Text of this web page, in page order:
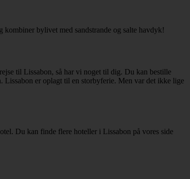
kombiner bylivet med sandstrande og salte havdyk!
til Lissabon, så har vi noget til dig. Du kan bestille
er oplagt til en storbyferie. Men var det ikke lige
Du kan finde flere hoteller i Lissabon på vores side